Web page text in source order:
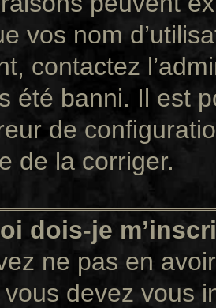
vos nom
contactez
été banni. Il est
de
de la corriger.
dois-je
ne pas en
devez vous